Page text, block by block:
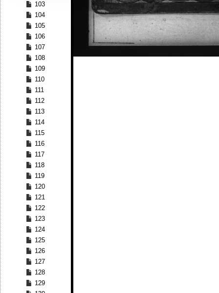
103
104
105
106
107
108
109
110
111
112
113
114
115
116
117
118
119
120
121
122
123
124
125
126
127
128
129